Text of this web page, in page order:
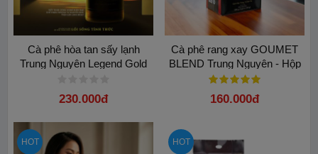
Cà phê hòa tan sấy lạnh
Trung Nguyên Legend Gold
230.000đ
Cà phê rang xay GOUMET
BLEND Trung Nguyên - Hộp
500G
160.000đ
HOT HOT